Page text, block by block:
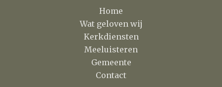
Home
Wat geloven wij
Kerkdiensten
Meeluisteren
Gemeente
Contact